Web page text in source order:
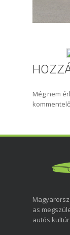
Még nem
as
autós